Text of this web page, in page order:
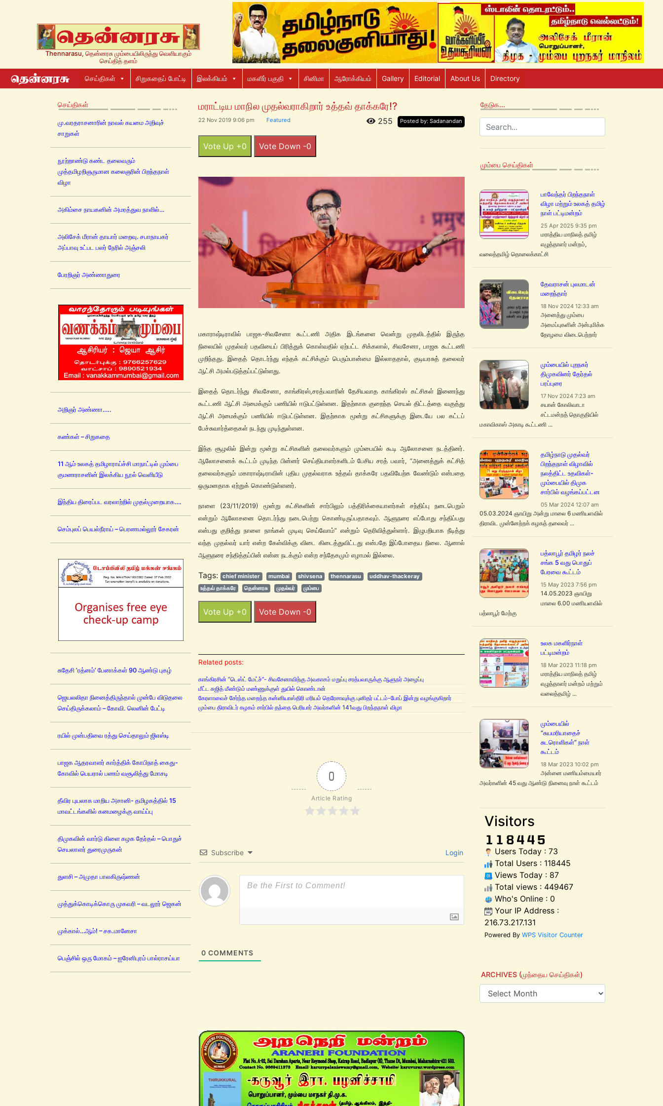
Thennarasu, தென்னரசு மும்பையிலிருந்து வெளியாகும்
செய்தித் தளம்
செய்திகள் சிறுகதைப் போட்டி இலக்கியம் மகளிர் பகுதி சினிமா ஆரோக்கியம் Gallery Editorial About Us Directory
செய்திகள்
மு.வரதராசனாரின் நாவல் கயமை அறிவுச்
சாறுகள்
நூற்றாண்டு கண்ட தலைவரும்
முத்தமிழறிஞருமான கலைஞரின் பிறந்தநாள்
விழா
அகிம்சை நாயகனின் அமரத்துவ நாளில்…
அலிசேக் மீரான் தாயார் மறைவு. சபாநாயகர்
அப்பாவு உட்பட பலர் நேரில் அஞ்சலி
பேரறிஞர் அண்ணாதுரை
அறிஞர் அண்ணா…..
கண்கள் – சிறுகதை
11 ஆம் உலகத் தமிழாராய்ச்சி மாநாட்டில் மும்பை
குமணராசனின் இலக்கிய நூல் வெளியீடு
இந்திய திரைப்பட வரலாற்றில் முதல்முறையாக….
செம்புலப் பெயல்நீராய் – பெரணமல்லூர் சேகரன்
சுதேசி ’ரத்னம்’ பேனாக்கள் 90 ஆண்டு புகழ்
ஜெயலலிதா நினைத்திருந்தால் முன்பே விடுதலை
செய்திருக்கலாம் – கோவி. லெனின் பேட்டி
ரயில் முன்பதிவை ரத்து செய்தாலும் ஜிஎஸ்டி
பாஜக ஆதரவாளர் கார்த்திக் கோபிநாத் கைது-
கோவில் பெயரால் பணம் வசூலித்து மோசடி
தீவிர புயலாக மாறிய அசானி- தமிழகத்தில் 15
மாவட்டங்களில் கனமழைக்கு வாய்ப்பு
திமுகவின் வார்டு கிளை கழக தேர்தல் – பொதுச்
செயலாளர் துரைமுருகன்
துளசி – அமுதா பாலகிருஷ்ணன்
முத்துக்கொடிக்கொரு முகவரி – வடலூர் ஜெகன்
முக்கால்…ஆம்! – சக.மானேசா
பெஞ்சில் ஒரு மோகம் – ஐரேனிபுரம் பால்ராசய்யா
மராட்டிய மாநில முதல்வராகிறார் உத்தவ் தாக்கரே!?
22 Nov 2019 9:06 pm Featured Posted by: Sadanandan
255
Vote Up +0 Vote Down -0
மகாராஷ்டிராவில் பாஜக-சிவசேனா கூட்டணி அதிக இடங்களை வென்று முதலிடத்தில் இருந்த
நிலையில் முதல்வர் பதவியைப் பிரித்துக் கொள்வதில் ஏற்பட்ட சிக்கலால், சிவசேனா, பாஜக கூட்டணி
முறிந்தது. இதைத் தொடர்ந்து எந்தக் கட்சிக்கும் பெரும்பான்மை இல்லாததால், குடியரசுத் தலைவர்
ஆட்சி அமல்படுத்தப்பட்டுள்ளது.
இதைத் தொடர்ந்து சிவசேனா, காங்கிரஸ்,சரத்பவாரின் தேசியவாத காங்கிரஸ் கட்சிகள் இணைந்து
கூட்டணி ஆட்சி அமைக்கும் பணியில் ஈடுபட்டுள்ளன. இதற்காக குறைந்த செயல் திட்டத்தை வகுத்து
ஆட்சி அமைக்கும் பணியில் ஈடுபட்டுள்ளன. இதற்காக மூன்று கட்சிகளுக்கு இடையே பல கட்டப்
பேச்சுவார்த்தைகள் நடந்து முடிந்துள்ளன.
இந்த சூழலில் இன்று மூன்று கட்சிகளின் தலைவர்களும் மும்பையில் கூடி ஆலோசனை நடத்தினர்.
ஆலோசனைக் கூட்டம் முடிந்த பின்னர் செய்தியாளர்களிடம் பேசிய சரத் பவார், “அனைத்துக் கட்சித்
தலைவர்களும் மகாராஷ்டிராவின் புதிய முதல்வராக உத்தவ் தாக்கரே பதவியேற்க வேண்டும் என்பதை
ஒருமனதாக ஏற்றுக் கொண்டுள்ளனர்.
நாளை (23/11/2019) மூன்று கட்சிகளின் சார்பிலும் பத்திரிக்கையாளர்கள் சந்திப்பு நடைபெறும்
என்றும் ஆலோசனை தொடர்ந்து நடைபெற்று கொண்டிருப்பதாகவும். ஆளுநரை எப்போது சந்திப்பது
என்பது குறித்து நாளை நாங்கள் முடிவு செய்வோம்” என்றும் தெரிவித்துள்ளார். இழுபறியாக நீடித்து
வந்த முதல்வர் யார் என்ற கேள்விக்கு விடை கிடைத்துவிட்டது என்பதே இப்போதைய நிலை. ஆனால்
ஆளுநரை சந்தித்தப்பின் என்ன நடக்கும் என்ற சந்தேகமும் எழாமல் இல்லை.
Tags: chief minister mumbai shivsena thennarasu
uddhav-thackeray
உத்தவ் தாக்கரே
தென்னரசு முதல்வர் மும்பை
Vote Up +0 Vote Down -0
Related posts:
காங்கிரசின் ”டெஸ்ட் மேட்ச்”- சிவசேனாவிற்கு அவகாசம் மறுப்பு சரத்பவாருக்கு ஆளுநர் அழைப்பு
மீட்ட சுஜித் மீண்டும் மண்ணுக்குள் துயில் கொண்டான்
கேரளாவைச் சேர்ந்த மறைந்த கன்னியாஸ்திரி மரியம் தெரேசாவுக்கு புனிதர் பட்டம்-போப் இன்று வழங்குகிறார்
மும்பை திராவிடர் கழகம் சார்பில் தந்தை பெரியார் அவர்களின் 141வது பிறந்தநாள் விழா
0
Article Rating
Subscribe Login
0 COMMENTS
தேடுக…
மும்பை செய்திகள்
பாவேந்தர் பிறந்தநாள்
விழா மற்றும் உலகத் தமிழ்
நாள் பட்டிமன்றம்
25 Apr 2025 9:35 pm
மராத்திய மாநிலத் தமிழ்
எழுத்தாளர் மன்றம்,
வலைத்தமிழ் தொலைக்காட்சி
தேவராசன் புலமாடன்
மறைந்தார்
18 Nov 2024 12:33 am
அனைத்து மும்பை
அமைப்புகளின் அன்புமிக்க
தோழமை விடைபெற்றார்
மும்பையில் புறநகர்
திமுகவினர் தேர்தல்
பரப்புரை
17 Nov 2024 7:23 am
சயான் கோலிவாடா
சட்டமன்றத் தொகுதியில்
மகாவிகாஸ் அகாடி கூட்டணி ...
தமிழ்நாடு முதல்வர்
பிறந்தநாள் விழாவில்
நலத்திட்ட உதவிகள்-
மும்பையில் திமுக
சார்பில் வழங்கப்பட்டன
05 Mar 2024 12:07 am
05.03.2024 ஞாயிறு அன்று மாலை 6 மணியளவில்
திராவிட முன்னேற்றக் கழகத் தலைவர் ...
பத்லாபூர் தமிழர் நலச்
சங்க 5 வது பொதுப்
பேரவை கூட்டம்
15 May 2023 7:56 pm
14.05.2023 ஞாயிறு
மாலை 6.00 மணியளவில்
பத்லாபூர் மேற்கு
உலக மகளிர்நாள்
பட்டிமன்றம்
18 Mar 2023 11:18 pm
மராத்திய மாநிலத் தமிழ்
எழுத்தாளர் மன்றம் மற்றும்
வலைத்தமிழ் ...
மும்பையில்
“சுயமரியாதைச்
சுடரொளிகள்” நாள்
கூட்டம்
18 Mar 2023 10:02 pm
அன்னை மணியம்மையார்
அவர்களின் 45 வது ஆண்டு நினைவு நாள் கூட்டம்
Visitors
Users Today : 73
Total Users : 118445
Views Today : 87
Total views : 449467
Who's Online : 0
Your IP Address :
216.73.217.131
Powered By WPS Visitor Counter
ARCHIVES (முந்தைய செய்திகள்)